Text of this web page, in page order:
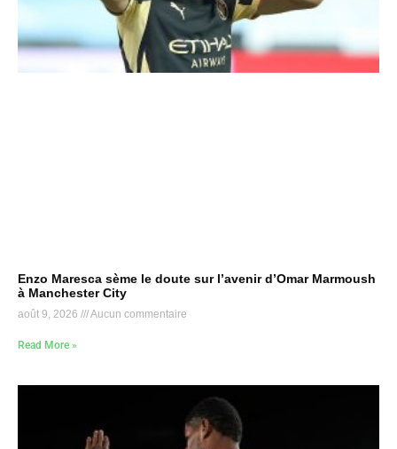
Enzo Maresca sème le doute sur l’avenir d’Omar Marmoush
à Manchester City
août 9, 2026 Aucun commentaire
Read More »